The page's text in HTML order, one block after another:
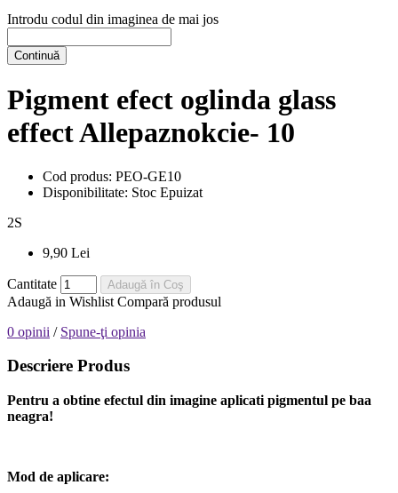
Introdu codul din imaginea de mai jos
Continuă
Pigment efect oglinda glass
effect Allepaznokcie- 10
Cod produs: PEO-GE10
Disponibilitate: Stoc Epuizat
2S
9,90 Lei
Cantitate Adaugă în Coş
Adaugă in Wishlist Compară produsul
0 opinii / Spune-ţi opinia
Descriere Produs
Pentru a obtine efectul din imagine aplicati pigmentul pe baa
neagra!
Mod de aplicare: